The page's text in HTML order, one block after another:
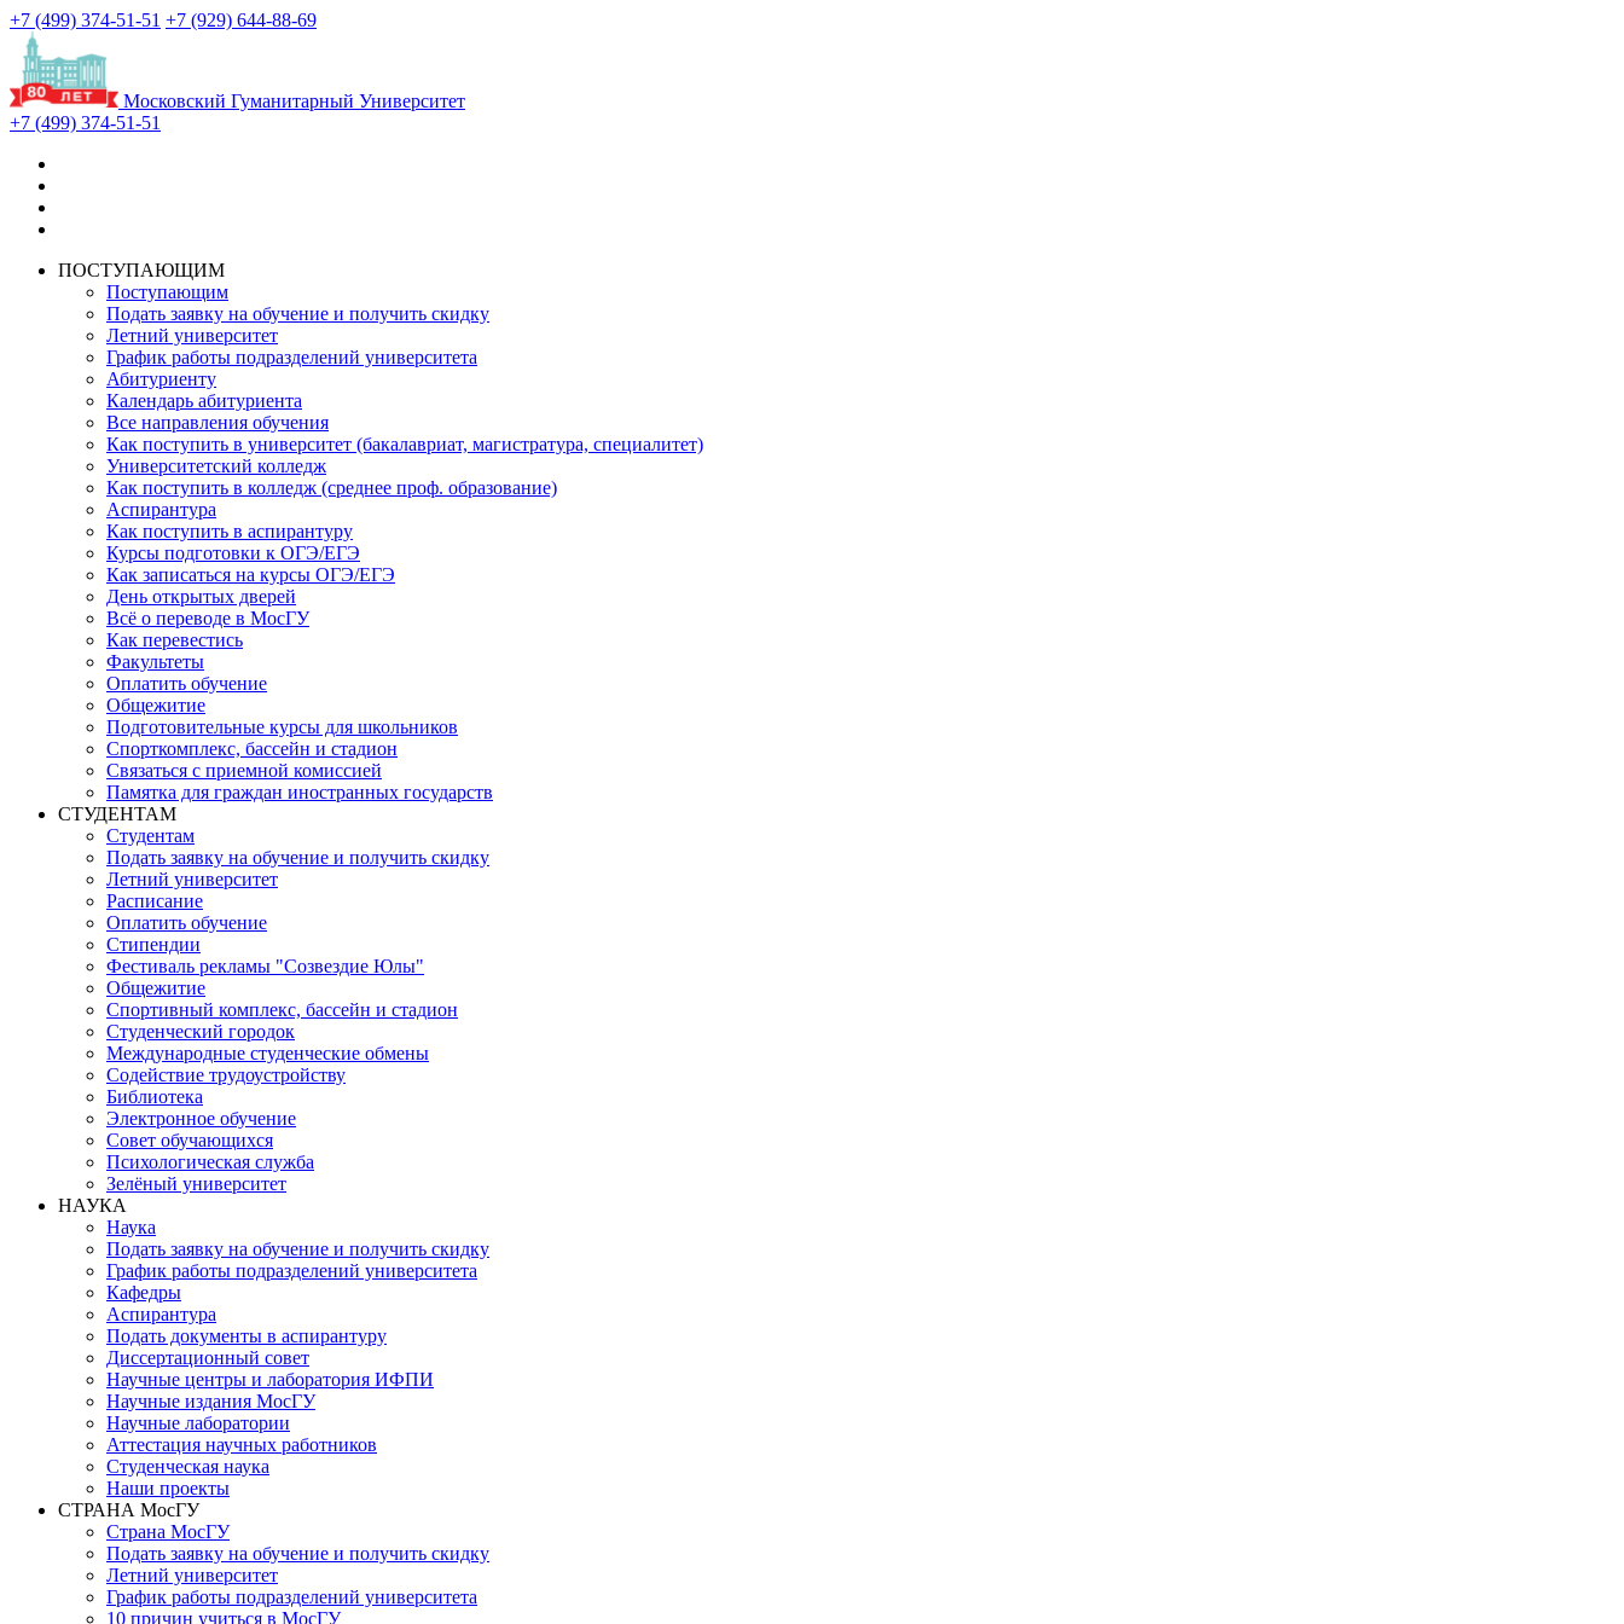
+7 (499) 374-51-51 +7 (929) 644-88-69
Московский Гуманитарный Университет
+7 (499) 374-51-51
ПОСТУПАЮЩИМ
Поступающим
Подать заявку на обучение и получить скидку
Летний университет
График работы подразделений университета
Абитуриенту
Календарь абитуриента
Все направления обучения
Как поступить в университет (бакалавриат, магистратура, специалитет)
Университетский колледж
Как поступить в колледж (среднее проф. образование)
Аспирантура
Как поступить в аспирантуру
Курсы подготовки к ОГЭ/ЕГЭ
Как записаться на курсы ОГЭ/ЕГЭ
День открытых дверей
Всё о переводе в МосГУ
Как перевестись
Факультеты
Оплатить обучение
Общежитие
Подготовительные курсы для школьников
Спорткомплекс, бассейн и стадион
Связаться с приемной комиссией
Памятка для граждан иностранных государств
СТУДЕНТАМ
Студентам
Подать заявку на обучение и получить скидку
Летний университет
Расписание
Оплатить обучение
Стипендии
Фестиваль рекламы "Созвездие Юлы"
Общежитие
Спортивный комплекс, бассейн и стадион
Студенческий городок
Международные студенческие обмены
Содействие трудоустройству
Библиотека
Электронное обучение
Совет обучающихся
Психологическая служба
Зелёный университет
НАУКА
Наука
Подать заявку на обучение и получить скидку
График работы подразделений университета
Кафедры
Аспирантура
Подать документы в аспирантуру
Диссертационный совет
Научные центры и лаборатория ИФПИ
Научные издания МосГУ
Научные лаборатории
Аттестация научных работников
Студенческая наука
Наши проекты
СТРАНА МосГУ
Страна МосГУ
Подать заявку на обучение и получить скидку
Летний университет
График работы подразделений университета
10 причин учиться в МосГУ